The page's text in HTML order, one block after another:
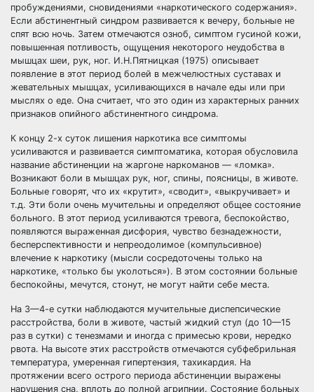
пробуждениями, сновидениями «наркотического содержания».
Если абстинентный синдром развивается к вечеру, больные не
спят всю ночь. Затем отмечаются озноб, симптом гусиной кожи,
повышенная потливость, ощущения некоторого неудобства в
мышцах шеи, рук, ног. И.Н.Пятницкая (1975) описывает
появление в этот период болей в межчелюстных суставах и
жевательных мышцах, усиливающихся в начале еды или при
мыслях о еде. Она считает, что это один из характерных ранних
признаков опийного абстинентного синдрома.
К концу 2-х суток лишения наркотика все симптомы
усиливаются и развивается симптоматика, которая обусловила
название абстиненции на жаргоне наркоманов — «ломка».
Возникают боли в мышцах рук, ног, спины, поясницы, в животе.
Больные говорят, что их «крутит», «сводит», «выкручивает» и
т.д. Эти боли очень мучительны и определяют общее состояние
больного. В этот период усиливаются тревога, беспокойство,
появляются выраженная дисфория, чувство безнадежности,
бесперспективности и непреодолимое (компульсивное)
влечение к наркотику (мысли сосредоточены только на
наркотике, «только бы уколоться»). В этом состоянии больные
беспокойны, мечутся, стонут, не могут найти себе места.
На 3—4-е сутки наблюдаются мучительные диспепсические
расстройства, боли в животе, частый жидкий стул (до 10—15
раз в сутки) с тенезмами и иногда с примесью крови, нередко
рвота. На высоте этих расстройств отмечаются субфебрильная
температура, умеренная гипертензия, тахикардия. На
протяжении всего острого периода абстиненции выражены
нарушения сна, вплоть до полной агрипнии. Состояние больных